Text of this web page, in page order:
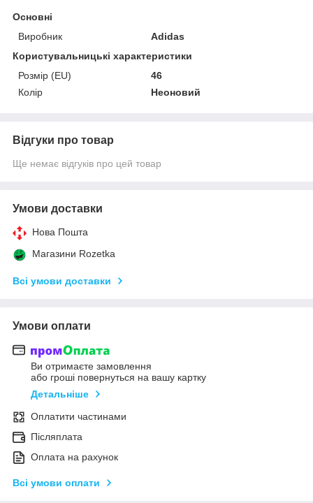
Основні
Виробник
Adidas
Користувальницькі характеристики
Розмір (EU)
46
Колір
Неоновий
Відгуки про товар
Ще немає відгуків про цей товар
Умови доставки
Нова Пошта
Магазини Rozetka
Всі умови доставки
Умови оплати
Ви отримаєте замовлення
або гроші повернуться на вашу картку
Детальніше
Оплатити частинами
Післяплата
Оплата на рахунок
Всі умови оплати